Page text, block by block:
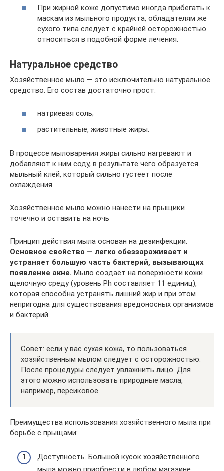
При жирной коже допустимо иногда прибегать к
маскам из мыльного продукта, обладателям же
сухого типа следует с крайней осторожностью
относиться в подобной форме лечения.
Натуральное средство
Хозяйственное мыло — это исключительно натуральное
средство. Его состав достаточно прост:
натриевая соль;
растительные, животные жиры.
В процессе мыловарения жиры сильно нагревают и
добавляют к ним соду, в результате чего образуется
мыльный клей, который сильно густеет после
охлаждения.
Хозяйственное мыло можно нанести на прыщики
точечно и оставить на ночь
Принцип действия мыла основан на дезинфекции.
Основное свойство — легко обеззараживает и
устраняет большую часть бактерий, вызывающих
появление акне. Мыло создаёт на поверхности кожи
щелочную среду (уровень Ph составляет 11 единиц),
которая способна устранять лишний жир и при этом
непригодна для существования вредоносных организмов
и бактерий.
Совет: если у вас сухая кожа, то пользоваться
хозяйственным мылом следует с осторожностью.
После процедуры следует увлажнить лицо. Для
этого можно использовать природные масла,
например, персиковое.
Преимущества использования хозяйственного мыла при
борьбе с прыщами:
Доступность. Большой кусок хозяйственного